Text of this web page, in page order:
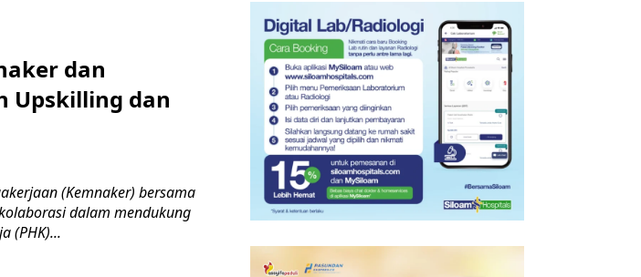
dan
Upskilling dan
(Kemnaker) bersama
dalam mendukung
(PHK)...